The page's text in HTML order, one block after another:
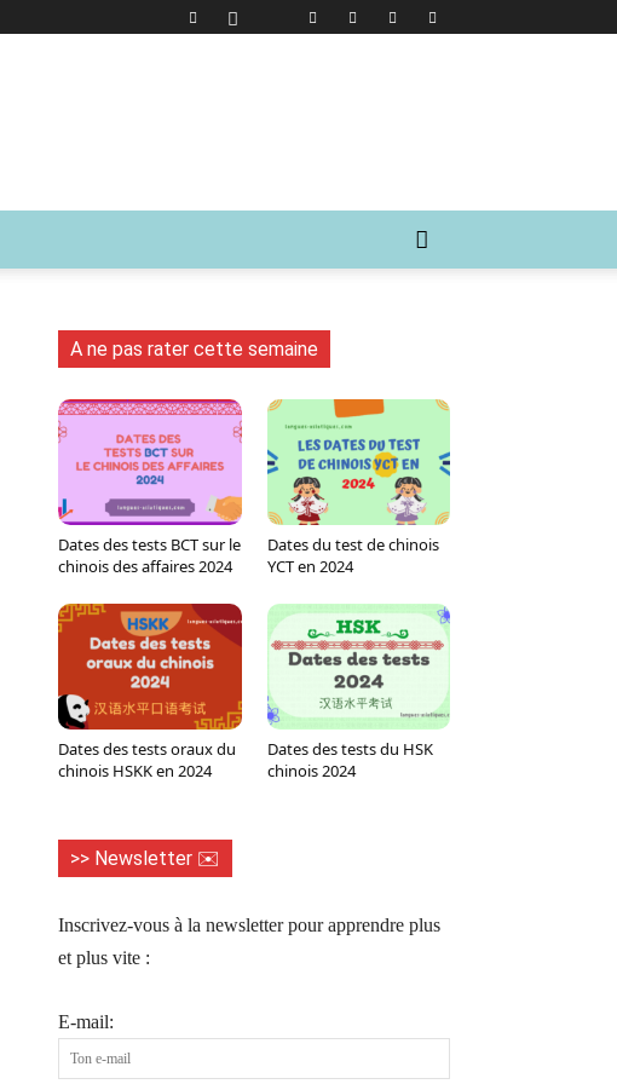
Tumblr WhatsApp Viber
A ne pas rater cette semaine
Dates des tests BCT sur le
chinois des affaires 2024
Dates du test de chinois
YCT en 2024
Dates des tests oraux du
chinois HSKK en 2024
Dates des tests du HSK
chinois 2024
>> Newsletter ✉️
Inscrivez-vous à la newsletter pour apprendre plus
et plus vite :
E-mail: